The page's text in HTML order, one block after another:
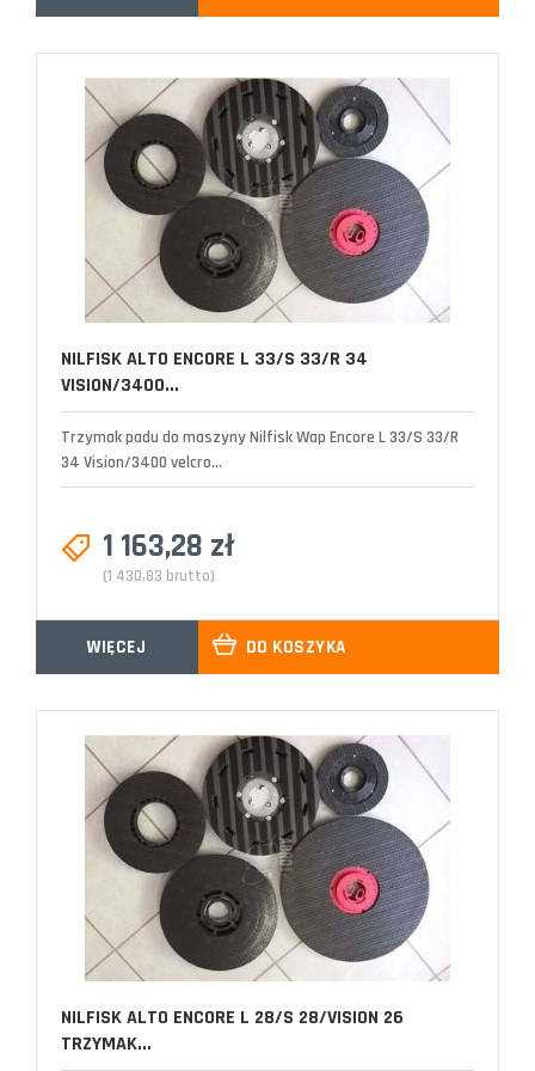
NILFISK ALTO ENCORE L 33/S 33/R 34
VISION/3400...
Trzymak padu do maszyny Nilfisk Wap Encore L 33/S 33/R
34 Vision/3400 velcro...
1 163,28 zł
(1 430,83 brutto)
WIĘCEJ DO KOSZYKA
NILFISK ALTO ENCORE L 28/S 28/VISION 26
TRZYMAK...